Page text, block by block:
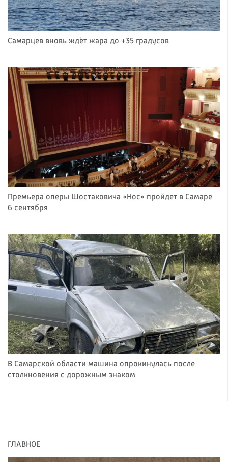
Самарцев вновь ждёт жара до +35 градусов
Премьера оперы Шостаковича «Нос» пройдет в Самаре
6 сентября
В Самарской области машина опрокинулась после
столкновения с дорожным знаком
ГЛАВНОЕ